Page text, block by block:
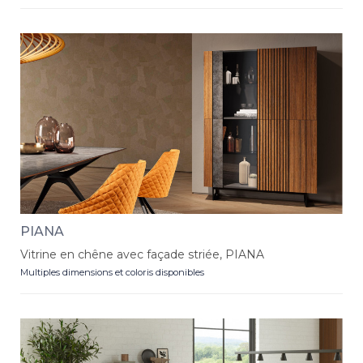
PIANA
Vitrine en chêne avec façade striée, PIANA
Multiples dimensions et coloris disponibles